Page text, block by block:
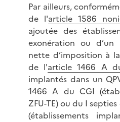
Par ailleurs,
de l'article 1586
ajoutée des
exonération ou
nette d’imposition à
de l'article 1466 A
implantés dans un
1466 A du CGI
ZFU-TE) ou du I
(établissements